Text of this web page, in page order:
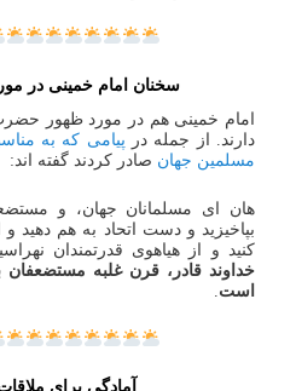
سخنان امام خمینی در
امام خمینی هم در مورد ظهور
دارند. از جمله در
مسلمین جهان صادر کردند گفته اند:
هان‌ ای مسلمانان جهان، و
بپاخیزید و دست اتحاد به هم دهید
کنید و از هیاهوی قدرتمندان
خداوند قادر، قرن غلبه
است
آمادگی برای